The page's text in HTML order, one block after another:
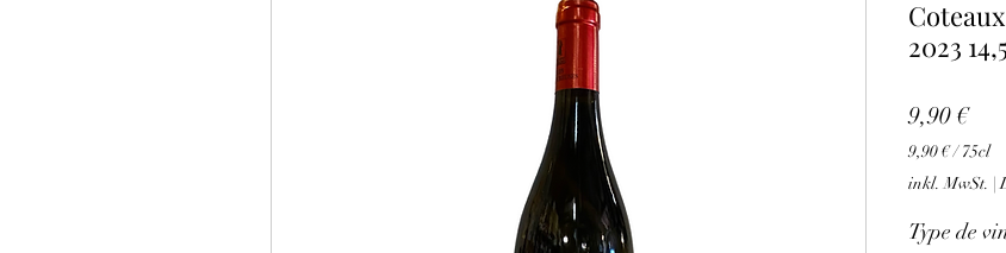
2023
9,90 €Preis
9,90 €/75cl
9,90 €
pro
75
Zentiliter
inkl. MwSt. |
Type de